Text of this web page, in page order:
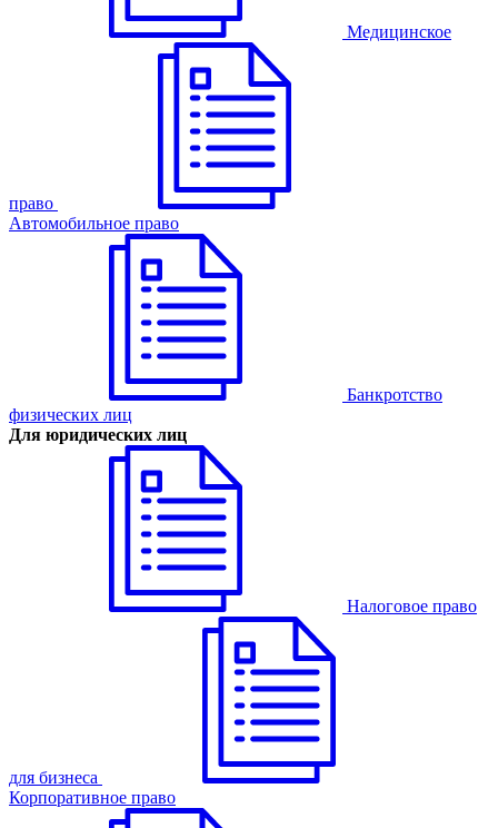
Медицинское
право
Автомобильное право
Банкротство
физических лиц
Для юридических лиц
Налоговое право
для бизнеса
Корпоративное право